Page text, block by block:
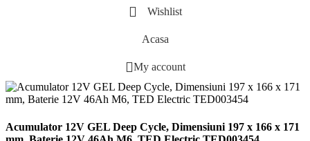
Wishlist
Acasa
My account
Acumulator 12V GEL Deep Cycle, Dimensiuni 197 x 166 x 171